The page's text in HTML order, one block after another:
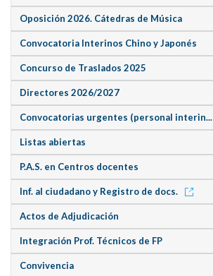
Oposición 2026. Cátedras de Música
Convocatoria Interinos Chino y Japonés
Concurso de Traslados 2025
Directores 2026/2027
Convocatorias urgentes (personal interin...
Listas abiertas
P.A.S. en Centros docentes
Inf. al ciudadano y Registro de docs.
Actos de Adjudicación
Integración Prof. Técnicos de FP
Convivencia